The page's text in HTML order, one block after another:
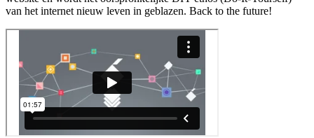
van het internet nieuw leven in geblazen. Back to the future!